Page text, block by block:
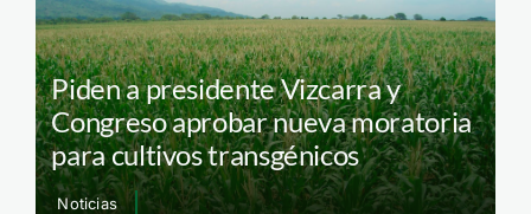
Piden a presidente Vizcarra y
Congreso aprobar nueva moratoria
para cultivos transgénicos
Noticias